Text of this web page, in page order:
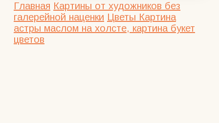
Главная Картины от художников без
галерейной наценки Цветы Картина
астры маслом на холсте, картина букет
цветов